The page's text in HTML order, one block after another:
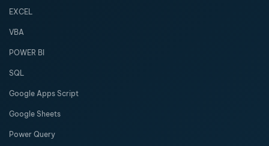
EXCEL
VBA
POWER BI
SQL
Google Apps Script
Google Sheets
Power Query